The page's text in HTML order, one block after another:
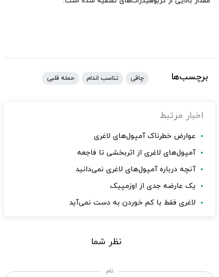
برچسب‌ها چاقی تناسب اندام حمله قلبی
اخبار مرتبط
عوارض خطرناک آمپول‌های لاغری
آمپول‌های لاغری از اثربخشی تا فاجعه
آنچه درباره آمپول‌های لاغری نمی‌دانید
یک عارضه جدی از اوزمپیک
لاغری فقط با کم خوردن به دست نمی‌آید
نظر شما
نام